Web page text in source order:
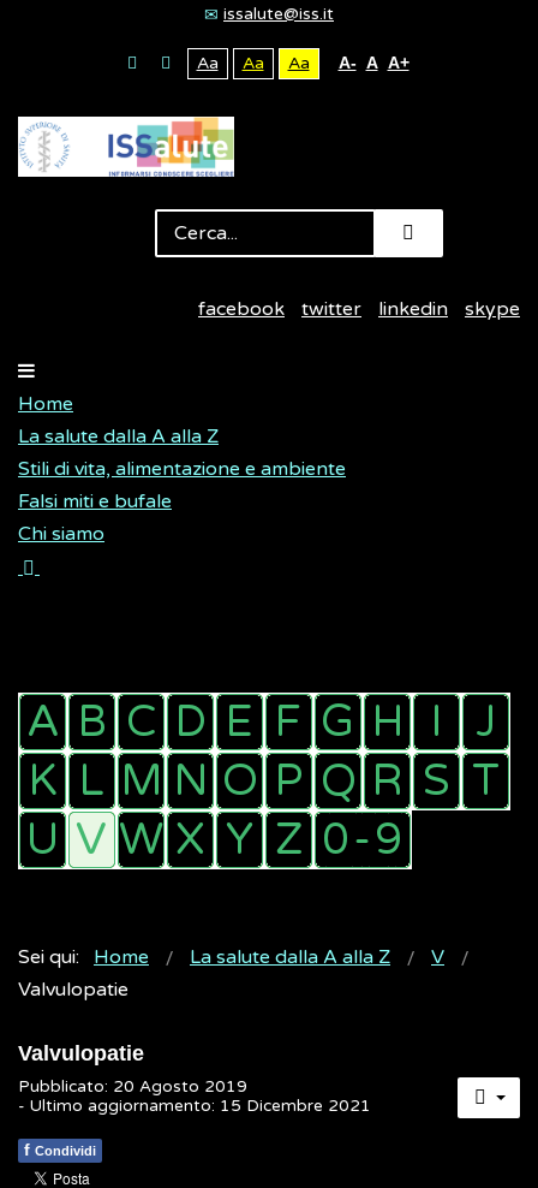
issalute@iss.it
Aa Aa Aa A- A A+
facebook twitter linkedin skype
Home
La salute dalla A alla Z
Stili di vita, alimentazione e ambiente
Falsi miti e bufale
Chi siamo
Sei qui: Home La salute dalla A alla Z
V
Valvulopatie
Valvulopatie
Pubblicato: 20 Agosto 2019
- Ultimo aggiornamento: 15 Dicembre 2021
f Condividi